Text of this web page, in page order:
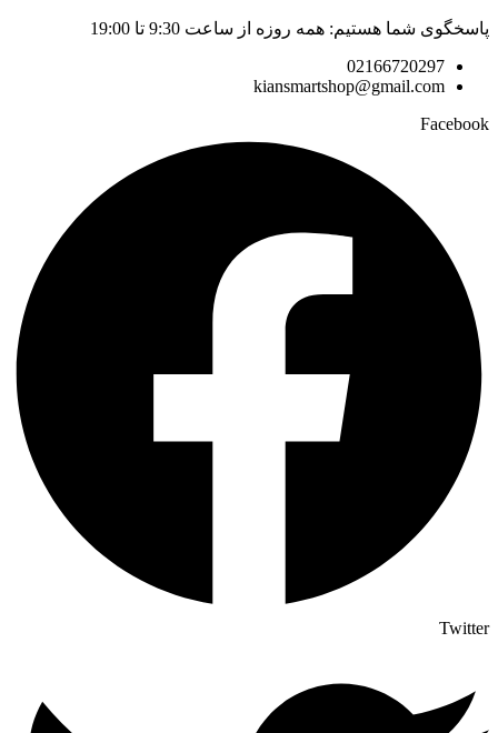
پاسخگوی شما هستیم: همه روزه از ساعت 9:30 تا 19:00
02166720297
kiansmartshop@gmail.com
Facebook
Twitter